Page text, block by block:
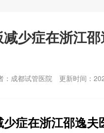
少症在浙江
：成都试管医院 更新时间：
症在浙江邵逸